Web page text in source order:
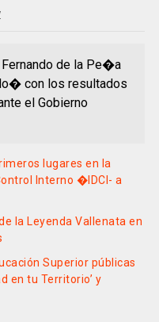
de la Pe�a
con los resultados
el Gobierno
lugares en la
Interno �IDCI- a
la Leyenda Vallenata en
Superior públicas
en tu Territorio’ y